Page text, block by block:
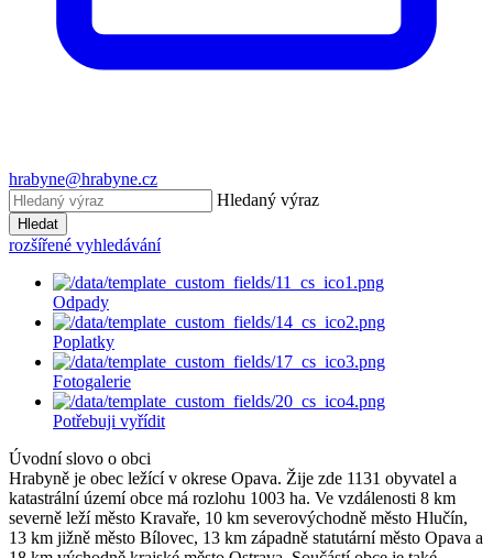
hrabyne@hrabyne.cz
Hledaný výraz
Hledat
rozšířené vyhledávání
Odpady
Poplatky
Fotogalerie
Potřebuji vyřídit
Úvodní slovo o obci
Hrabyně je obec ležící v okrese Opava. Žije zde 1131 obyvatel a
katastrální území obce má rozlohu 1003 ha. Ve vzdálenosti 8 km
severně leží město Kravaře, 10 km severovýchodně město Hlučín,
13 km jižně město Bílovec, 13 km západně statutární město Opava a